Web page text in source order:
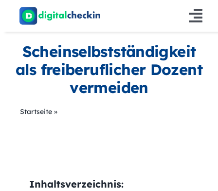
Inhalt
Lösungen
Scheinselbstständigkeit
als freiberuflicher Dozent
vermeiden
Startseite »
Inhaltsverzeichnis: